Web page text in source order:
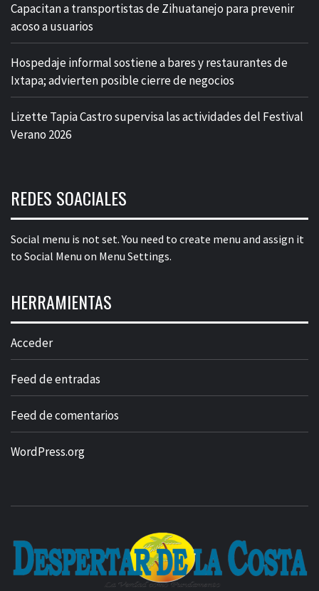
Capacitan a transportistas de Zihuatanejo para prevenir
acoso a usuarios
Hospedaje informal sostiene a bares y restaurantes de
Ixtapa; advierten posible cierre de negocios
Lizette Tapia Castro supervisa las actividades del Festival
Verano 2026
REDES SOACIALES
Social menu is not set. You need to create menu and assign it
to Social Menu on Menu Settings.
HERRAMIENTAS
Acceder
Feed de entradas
Feed de comentarios
WordPress.org